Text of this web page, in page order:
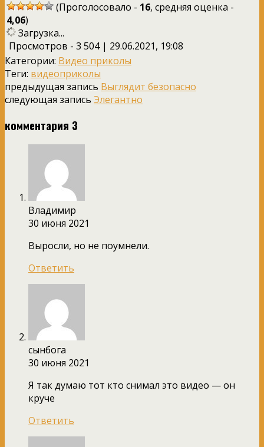
(Проголосовало - 16, средняя оценка -
4,06)
Загрузка...
Просмотров - 3 504 | 29.06.2021, 19:08
Категории: Видео приколы
Теги: видеоприколы
предыдущая запись Выглядит безопасно
следующая запись Элегантно
комментария 3
Владимир
30 июня 2021
Выросли, но не поумнели.
Ответить
сынбога
30 июня 2021
Я так думаю тот кто снимал это видео — он
круче
Ответить